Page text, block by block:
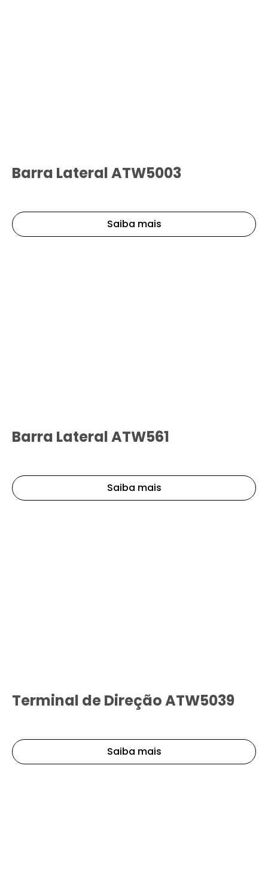
Barra Lateral ATW5003
Saiba mais
Barra Lateral ATW561
Saiba mais
Terminal de Direção ATW5039
Saiba mais